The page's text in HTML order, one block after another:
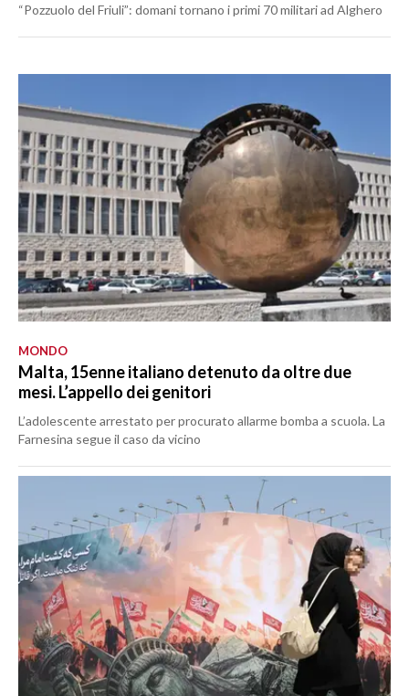
“Pozzuolo del Friuli”: domani tornano i primi 70 militari ad Alghero
MONDO
Malta, 15enne italiano detenuto da oltre due
mesi. L’appello dei genitori
L’adolescente arrestato per procurato allarme bomba a scuola. La
Farnesina segue il caso da vicino